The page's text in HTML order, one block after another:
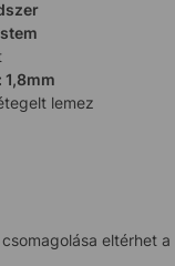
lemez
eltérhet